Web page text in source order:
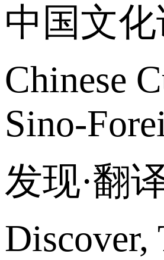
中国文
Chinese
Sino-
发现·翻
Discover,